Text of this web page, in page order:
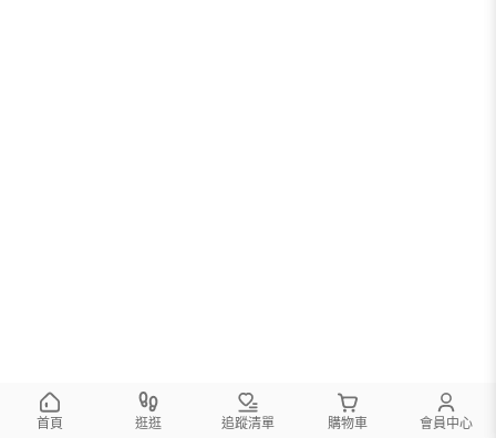
首頁 逛逛 追蹤清單 購物車 會員中心